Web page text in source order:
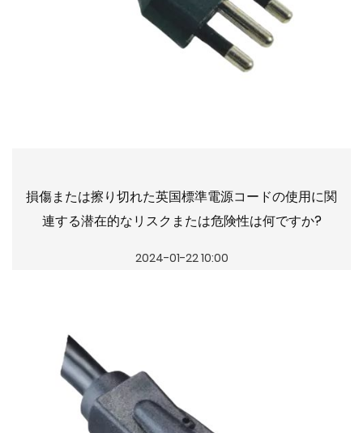
損傷または擦り切れた英国標準電源コードの使用に関
連する潜在的なリスクまたは危険性は何ですか?
2024-01-22 10:00